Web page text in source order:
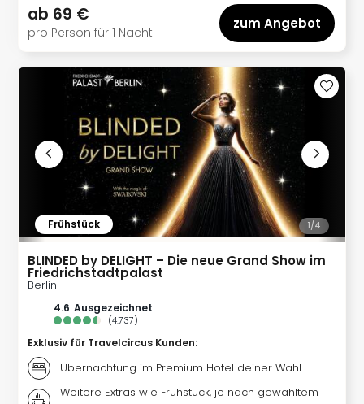
ab 69 €
pro Person für 1 Nacht
zum Angebot
Frühstück 1/4
BLINDED by DELIGHT – Die neue Grand Show im
Friedrichstadtpalast
Berlin
4.6 ausgezeichnet
(4.737)
Exklusiv für Travelcircus Kunden:
Übernachtung im Premium Hotel deiner Wahl
Weitere Extras wie Frühstück, je nach gewähltem